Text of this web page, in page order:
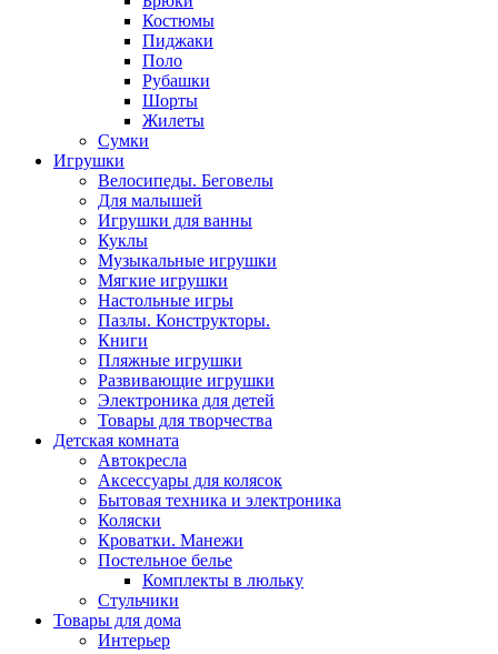
Костюмы
Пиджаки
Поло
Рубашки
Шорты
Жилеты
Сумки
Игрушки
Велосипеды. Беговелы
Для малышей
Игрушки для ванны
Куклы
Музыкальные игрушки
Мягкие игрушки
Настольные игры
Пазлы. Конструкторы.
Книги
Пляжные игрушки
Развивающие игрушки
Электроника для детей
Товары для творчества
Детская комната
Автокресла
Аксессуары для колясок
Бытовая техника и электроника
Коляски
Кроватки. Манежи
Постельное белье
Комплекты в люльку
Стульчики
Товары для дома
Интерьер